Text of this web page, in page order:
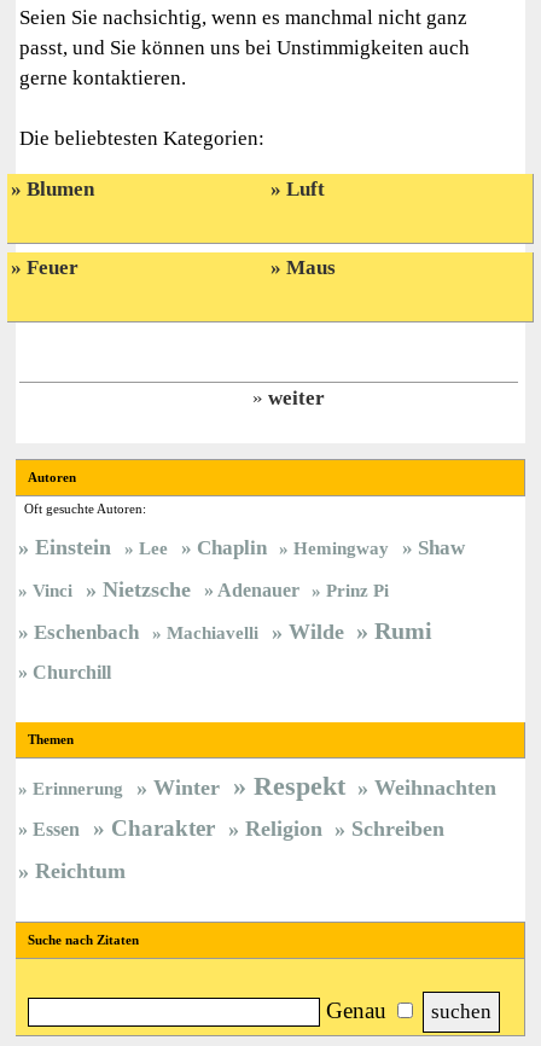
Seien Sie nachsichtig, wenn es manchmal nicht ganz
passt, und Sie können uns bei Unstimmigkeiten auch
gerne kontaktieren.
Die beliebtesten Kategorien:
Blumen
Feuer
Luft
Maus
weiter
Autoren
Oft gesuchte Autoren:
Einstein Lee Chaplin Hemingway Shaw
Vinci Nietzsche Adenauer Prinz Pi
Eschenbach Machiavelli Wilde Rumi
Churchill
Themen
Erinnerung Winter Respekt Weihnachten
Essen Charakter Religion
Schreiben
Reichtum
Suche nach Zitaten
Genau